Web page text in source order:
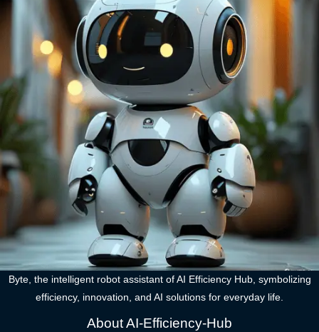
Byte, the intelligent robot assistant of AI Efficiency Hub, symbolizing
efficiency, innovation, and AI solutions for everyday life.
About AI-Efficiency-Hub